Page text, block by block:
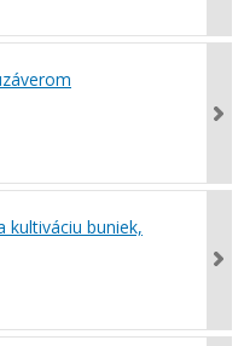
kultiváciu buniek,